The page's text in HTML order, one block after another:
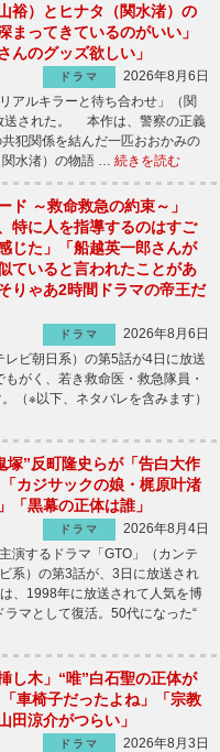
裕）とヒナタ（関水渚）の
まってきているのがいい」
んのグッズ欲しい」
ドラマ
2026年8月6日
アルキラーと待ち合わせ」（関
送された。 本作は、警察の正義
犯関係を結んだ一匹おおかみの
水渚）の物語 … 続きを読む
ド ～救命救急の約束～」
特に人を指導するのはすご
じた」「船越英一郎さんが
ていると言われたことがあ
りゃあ2時間ドラマの帝王だ
ドラマ
2026年8月6日
ビ朝日系）の第5話が4日に放送
がく、若き救命医・救急隊員・
（※以下、ネタバレを含みます）
塚”反町隆史らが「告白大作
カジサックの娘・梶原叶渚
「黒幕の正体は誰」
ドラマ
2026年8月4日
演するドラマ「GTO」（カンテ
系）の第3話が、3日に放送され
、1998年に放送されて人気を博
マとして復活。50代になった“
し木」“唯”白石聖の正体が
車椅子だったよね」「宗教
田涼介がつらい」
ドラマ
2026年8月3日